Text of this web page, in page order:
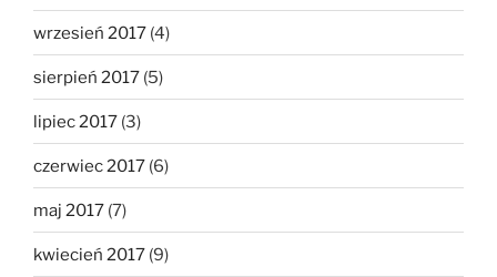
wrzesień 2017 (4)
sierpień 2017 (5)
lipiec 2017 (3)
czerwiec 2017 (6)
maj 2017 (7)
kwiecień 2017 (9)